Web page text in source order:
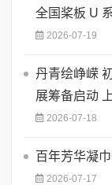
全国桨板 U
2026-07-19
丹青绘峥嵘
展筹备启动
2026-07-18
百年芳华凝
2026-07-17